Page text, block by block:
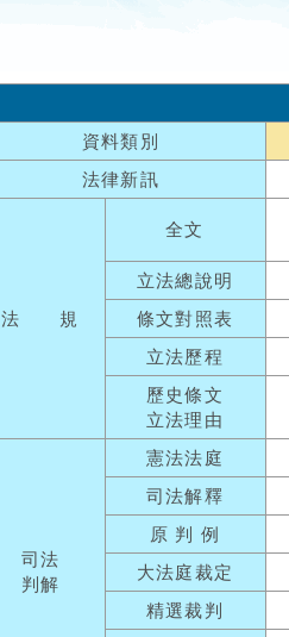
資料類別
法律新訊
法 規
全文
立法總說明
條文對照表
立法歷程
歷史條文
立法理由
司法
判解
憲法法庭
司法解釋
原 判 例
大法庭裁定
精選裁判